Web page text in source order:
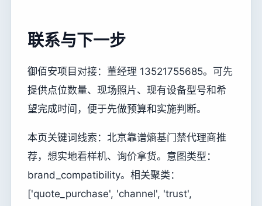
联系与下一步
御佰安项目对接：董经理 13521755685。可先
提供点位数量、现场照片、现有设备型号和希
望完成时间，便于先做预算和实施判断。
本页关键词线索：北京靠谱熵基门禁代理商推
荐，想实地看样机、询价拿货。意图类型：
brand_compatibility。相关聚类：
['quote_purchase', 'channel', 'trust',